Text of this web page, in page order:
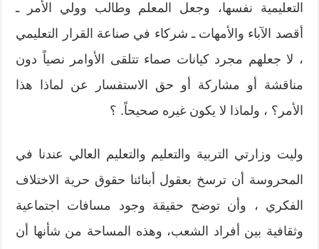
التعليمية نفسها، وجعل المعلم وطالب وولي الأمر ـ
أقصد الآباء والأمهات ـ شركاء في صناعة القرار التعليمي
، لا جعلهم مجرد كيانات صماء تتلقى الأوامر نصياً دون
مناقشة أو مشاركة أو حق الاستفسار عن لماذا هذا
الأمر؟ ، ولماذا لا يكون غيره صحيحاً. ؟
وليت وزارتي التربية والتعليم والتعليم العالي عندنا في
المحروسة أن ترسخ بعقول أبنائنا حقوق حرية الاختلاف
الفكري ، وأن توضح حقيقة وجود مسافات اجتماعية
وثقافية بين أفراد الشعب، وهذه المساحة من شأنها أن